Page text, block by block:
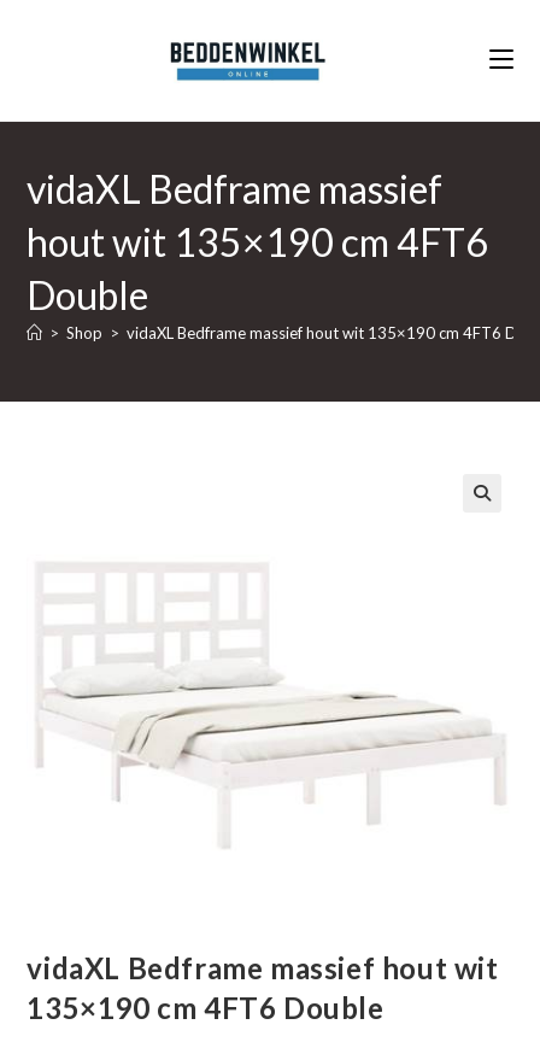
vidaXL Bedframe massief
hout wit 135×190 cm 4FT6
Double
> Shop > vidaXL Bedframe massief hout wit 135×190 cm 4FT6
vidaXL Bedframe massief hout wit
135×190 cm 4FT6 Double